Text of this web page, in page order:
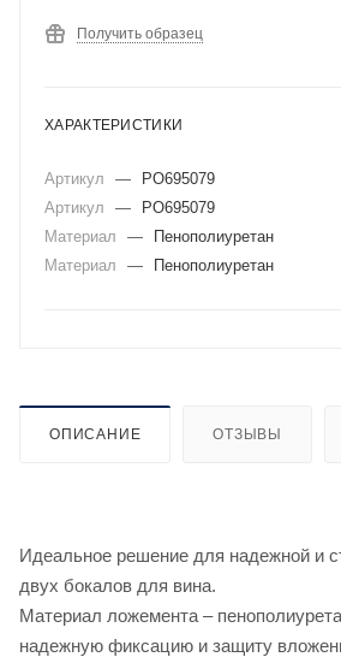
Получить образец
ХАРАКТЕРИСТИКИ
Артикул —
PO695079
Артикул
—
PO695079
Материал
—
Пенополиуретан
Материал
— Пенополиуретан
ОПИСАНИЕ ОТЗЫВЫ
Идеальное решение для надежной и
двух бокалов для вина.
Материал ложемента –
надежную фиксацию и защиту